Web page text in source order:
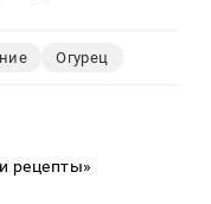
Огурец
рецепты»